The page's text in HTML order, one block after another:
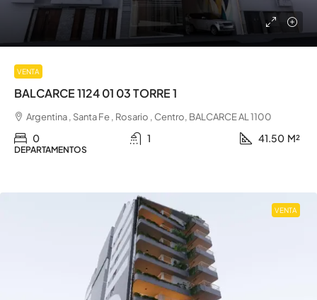
VENTA
BALCARCE 1124 01 03 TORRE 1
Argentina , Santa Fe , Rosario , Centro, BALCARCE AL 1100
0 1 41.50 M²
DEPARTAMENTOS
VENTA